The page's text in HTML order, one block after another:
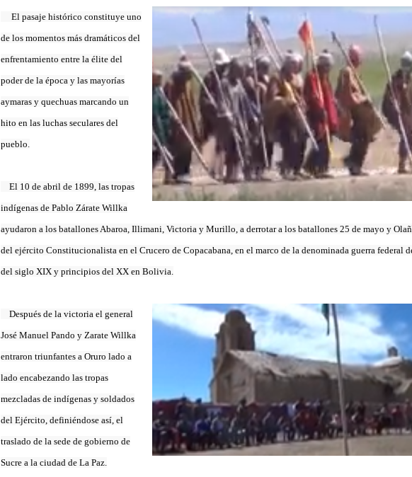
El pasaje histórico constituye uno
de los momentos más dramáticos del
enfrentamiento entre la élite del
poder de la época y las mayorías
aymaras y quechuas marcando un
hito en las luchas seculares del
pueblo.
El 10 de abril de 1899, las tropas
indígenas de Pablo Zárate Willka
ayudaron a los batallones Abaroa, Illimani, Victoria y Murillo, a derrotar a los batallones 25 de mayo y
del ejército Constitucionalista en el Crucero de Copacabana, en el marco de la denominada guerra federal
del siglo XIX y principios del XX en Bolivia.
Después de la victoria el general
José Manuel Pando y Zarate Willka
entraron triunfantes a Oruro lado a
lado encabezando las tropas
mezcladas de indígenas y soldados
del Ejército, definiéndose así, el
traslado de la sede de gobierno de
Sucre a la ciudad de La Paz.